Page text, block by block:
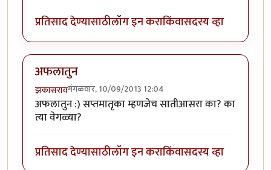
प्रतिसाद देण्यासाठीलॉग इन कराकिंवासदस्य व्हा
अफलातुन
झकासरावमंगळवार, 10/09/2013 12:04
अफलातुन :) सप्तमातृका म्हणजेच सातीआसरा का? का
त्या वेगळ्या?
प्रतिसाद देण्यासाठीलॉग इन कराकिंवासदस्य व्हा